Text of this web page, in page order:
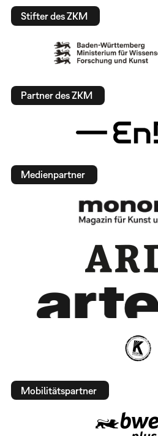
Stifter des ZKM
Partner des ZKM
Medienpartner
Mobilitätspartner